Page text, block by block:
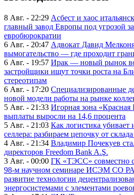
8 Авг. - 22:29 Асбест и хаос
главный завод Европы под угрозой
евробюрократии
6 Авг. - 20:47 Адвокат Давид
вымогательство — где проходит
6 Авг. - 19:57 Ирак — новый рынок
застройщики ищут точки роста на
стереотипам
6 Авг. - 17:20 Специализированные
новой модели работы на рынке
5 Авг. - 21:33 Игорная зона
выплаты выросли на 14,6 процента
5 Авг. - 21:03 Как логистика убивает
селлера: разбираем цепочку от
4 Авг. - 21:34 Владимир Почекуев
директоров Freedom Bank A.Ş.
3 Авг. - 00:00 ГК «ТЭСС» совместно
98-м научном семинаре ИСЭМ СО
развитие технологии
энергосистемами с элементами